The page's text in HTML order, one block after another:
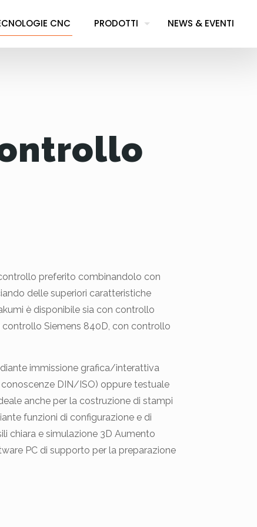
CNC PRODOTTI NEWS & EVENTI
preferito combinandolo con
delle superiori caratteristiche
è disponibile sia con controllo
controllo Siemens 840D, con controllo
immissione grafica/interattiva
DIN/ISO) oppure testuale
anche per la costruzione di stampi
funzioni di configurazione e di
chiara e simulazione 3D Aumento
PC di supporto per la preparazione